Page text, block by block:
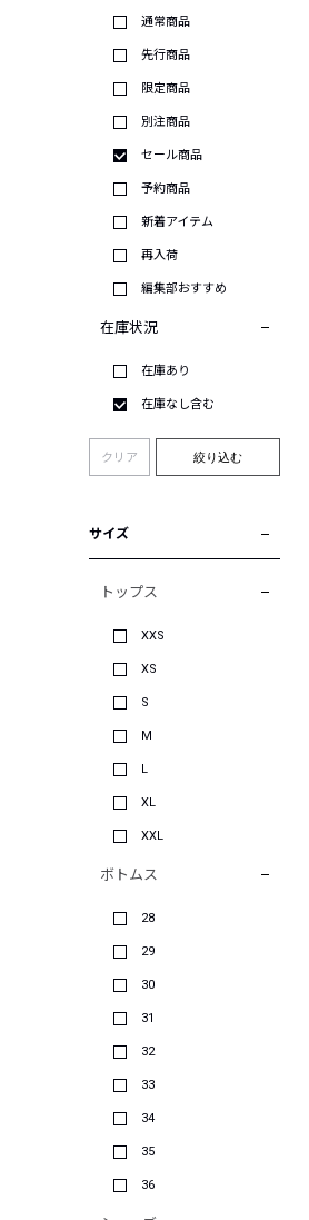
通常商品
先行商品
限定商品
別注商品
セール商品
予約商品
新着アイテム
再入荷
編集部おすすめ
在庫状況
在庫あり
在庫なし含む
クリア 絞り込む
サイズ
トップス
XXS
XS
S
M
L
XL
XXL
ボトムス
28
29
30
31
32
33
34
35
36